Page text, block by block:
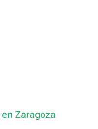
en Zaragoza